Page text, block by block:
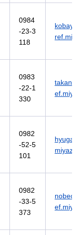
0984
-23-3
118
0983
-22-1
330
0982
-52-5
101
0982
-33-5
373